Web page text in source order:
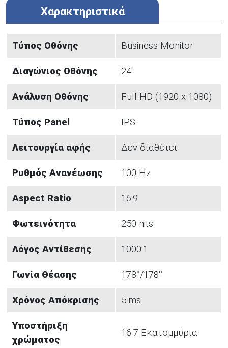
Χαρακτηριστικά
Τύπος Οθόνης Business Monitor
Διαγώνιος Οθόνης 24"
Ανάλυση Οθόνης Full HD (1920 x 1080)
Τύπος Panel IPS
Λειτουργία αφής Δεν διαθέτει
Ρυθμός Ανανέωσης 100 Hz
Aspect Ratio 16:9
Φωτεινότητα 250 nits
Λόγος Αντίθεσης 1000:1
Γωνία Θέασης 178°/178°
Χρόνος Απόκρισης 5 ms
Υποστήριξη
χρώματος
16.7 Εκατομμύρια